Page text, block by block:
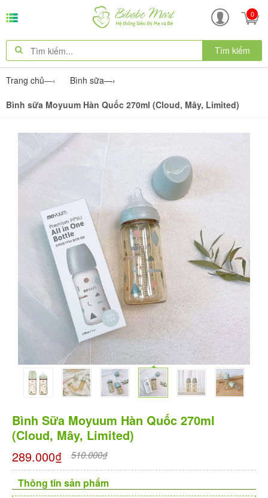
0
Tìm kiếm
Trang chủ—› Bình sữa—›
Bình sữa Moyuum Hàn Quốc 270ml (Cloud, Mây, Limited)
Bình Sữa Moyuum Hàn Quốc 270ml
(Cloud, Mây, Limited)
289.000₫
510.000₫
Thông tin sản phẩm